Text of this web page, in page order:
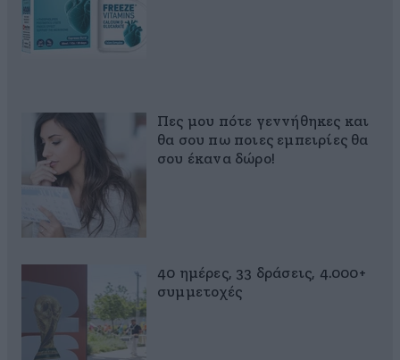
Πες μου πότε γεννήθηκες και
θα σου πω ποιες εμπειρίες θα
σου έκανα δώρο!
40 ημέρες, 33 δράσεις, 4.000+
συμμετοχές